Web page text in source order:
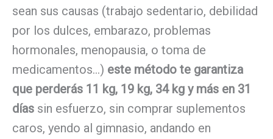
sean sus causas (trabajo sedentario, debilidad
por los dulces, embarazo, problemas
hormonales, menopausia, o toma de
medicamentos…) este método te garantiza
que perderás 11 kg, 19 kg, 34 kg y más en 31
días sin esfuerzo, sin comprar suplementos
caros, yendo al gimnasio, andando en